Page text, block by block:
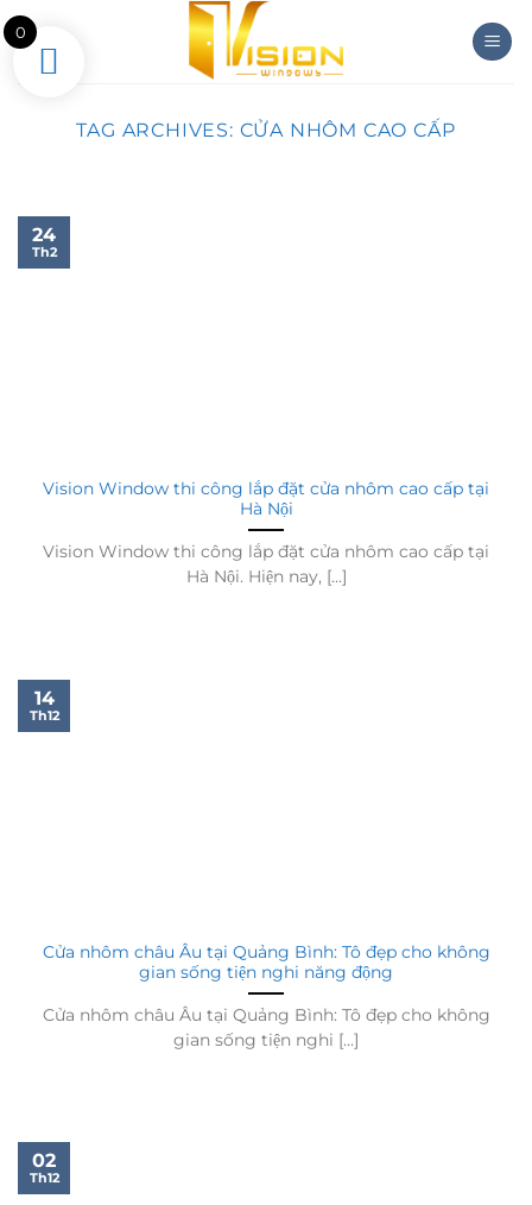
Skip
to
content
TAG ARCHIVES: CỬA NHÔM CAO CẤP
Vision Window thi công lắp đặt cửa nhôm cao cấp tại
Hà Nội
Vision Window thi công lắp đặt cửa nhôm cao cấp tại
Hà Nội. Hiện nay, [...]
24
Th2
Cửa nhôm châu Âu tại Quảng Bình: Tô đẹp cho không
gian sống tiện nghi năng động
Cửa nhôm châu Âu tại Quảng Bình: Tô đẹp cho không
gian sống tiện nghi [...]
14
Th12
02
Th12
0